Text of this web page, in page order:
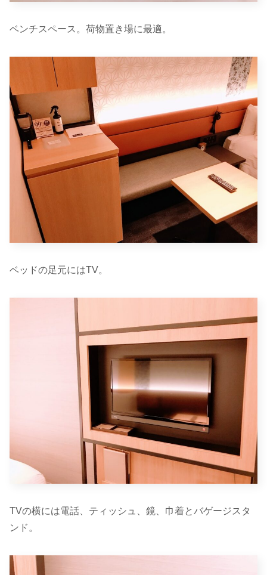
ベンチスペース。荷物置き場に最適。
ベッドの足元にはTV。
TVの横には電話、ティッシュ、鏡、巾着とバゲージスタ
ンド。